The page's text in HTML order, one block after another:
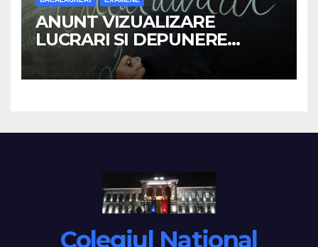
ANUNT VIZUALIZARE
LUCRARI SI DEPUNERE
CONTESTATII –
BACALAUREAT 2026
Colegiul National